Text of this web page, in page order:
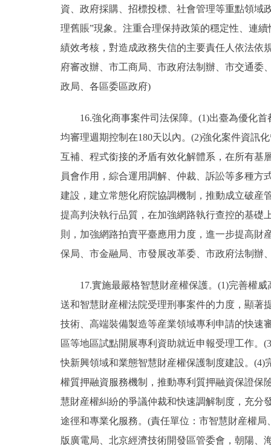
資、政府採購、招標投標、社會管理等重點領域
理舊賬”現象。注重合理保持政策的穩定性、連
績效考核，對造成政務失信的主要責任人依法依
府審改辦、市工商局、市政府法制辦、市交通
政局、各區委區政府)
16.強化商事案件司法保障。(1)出臺為優化首
均審理週期控制在180天以內。(2)強化案件資訊
互補、程式銜接的矛盾有效化解體系，在所有基
員會作用，綜合運用調解、仲裁、訴訟等多種
建設，建立常態化府院協調機制，推動成立破産
提高判決執行品質，在加強網路執行查控的基礎
則，加強網路拍賣平臺應用力度，進一步提高財
保局、市金融局、市發展改革委、市政府法制辦
17.實施最嚴格智慧財産權保護。(1)完善權威
送和智慧財産權法院受理刑事案件的力度，顯著
技術、高端裝備製造等産業領域專利申請的快速
區等地區試點開展專利資助就近申報受理工作。
快新興領域和業態智慧財産權保護制度建設。
權質押融資服務機制，推動專利質押融資保證保
慧財産權糾紛的爭議仲裁和快速調解制度，充分
途徑和專業化服務。(責任單位：市智慧財産權
版廣電局、北京經濟技術開發區管委會，朝陽、